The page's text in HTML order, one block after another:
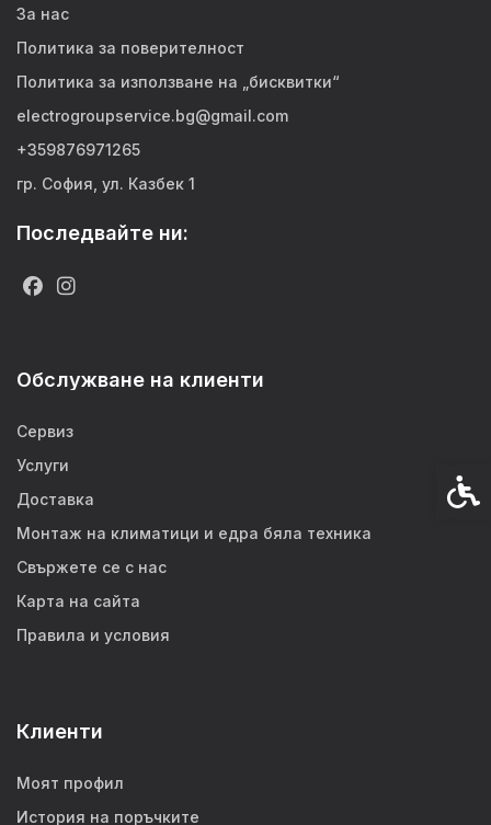
За нас
Политика за поверителност
Политика за използване на „бисквитки“
electrogroupservice.bg@gmail.com
+359876971265
гр. София, ул. Казбек 1
Последвайте ни:
Обслужване на клиенти
Сервиз
Услуги
Доставка
Монтаж на климатици и едра бяла техника
Свържете се с нас
Карта на сайта
Правила и условия
Клиенти
Моят профил
История на поръчките